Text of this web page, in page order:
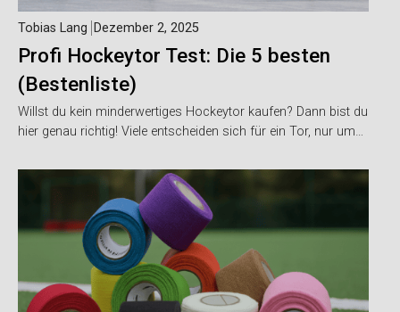
Profi Hockeytor Test: Die 5 besten
(Bestenliste)
Tobias Lang Dezember 2, 2025
Willst du kein minderwertiges Hockeytor kaufen? Dann bist du
hier genau richtig! Viele entscheiden sich für ein Tor, nur um…